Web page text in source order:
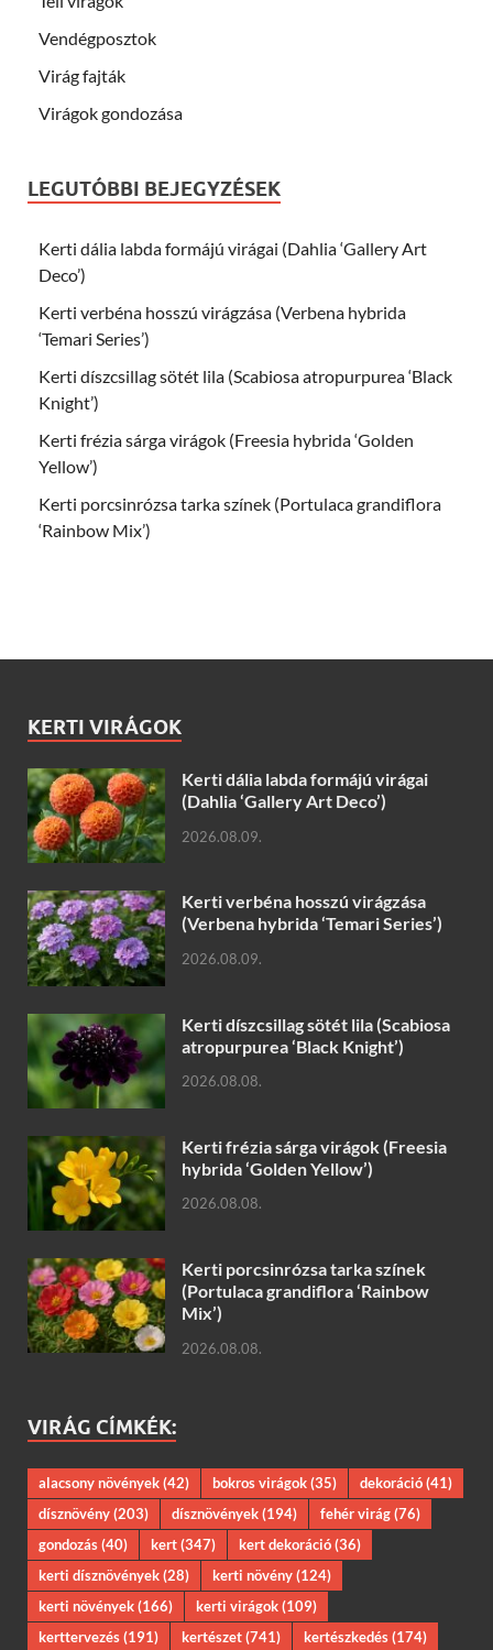
Vendégposztok
Virág fajták
Virágok gondozása
LEGUTÓBBI BEJEGYZÉSEK
Kerti dália labda formájú virágai (Dahlia ‘Gallery Art
Deco’)
Kerti verbéna hosszú virágzása (Verbena hybrida
‘Temari Series’)
Kerti díszcsillag sötét lila (Scabiosa atropurpurea ‘Black
Knight’)
Kerti frézia sárga virágok (Freesia hybrida ‘Golden
Yellow’)
Kerti porcsinrózsa tarka színek (Portulaca grandiflora
‘Rainbow Mix’)
KERTI VIRÁGOK
Kerti dália labda formájú virágai
(Dahlia ‘Gallery Art Deco’)
2026.08.09.
Kerti verbéna hosszú virágzása
(Verbena hybrida ‘Temari Series’)
2026.08.09.
Kerti díszcsillag sötét lila (Scabiosa
atropurpurea ‘Black Knight’)
2026.08.08.
Kerti frézia sárga virágok (Freesia
hybrida ‘Golden Yellow’)
2026.08.08.
Kerti porcsinrózsa tarka színek
(Portulaca grandiflora ‘Rainbow
Mix’)
2026.08.08.
VIRÁG CÍMKÉK:
alacsony növények(42) bokros virágok(35) dekoráció(41)
dísznövény(203) dísznövények(194) fehér virág(76)
gondozás(40) kert(347) kert dekoráció(36)
kerti dísznövények(28) kerti növény(124)
kerti növények(166) kerti virágok(109)
kerttervezés(191) kertészet(741) kertészkedés(174)